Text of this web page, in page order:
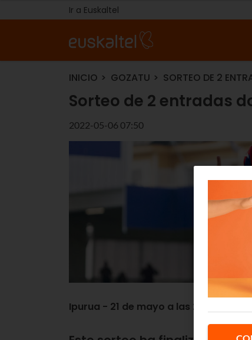
Ir a Euskaltel
INICIO GOZATU SORTEO DE 2
Sorteo de 2 entradas
2022-05-06 07:50
Ipurua - 21 de mayo a las 22:00h